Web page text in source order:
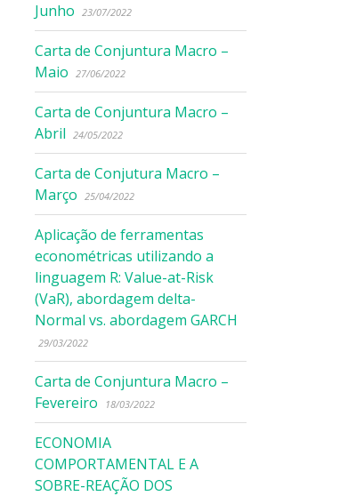
Junho
23/07/2022
Carta de Conjuntura Macro –
Maio
27/06/2022
Carta de Conjuntura Macro –
Abril
24/05/2022
Carta de Conjutura Macro –
Março
25/04/2022
Aplicação de ferramentas
econométricas utilizando a
linguagem R: Value-at-Risk
(VaR), abordagem delta-
Normal vs. abordagem GARCH
29/03/2022
Carta de Conjuntura Macro –
Fevereiro
18/03/2022
ECONOMIA
COMPORTAMENTAL E A
SOBRE-REAÇÃO DOS